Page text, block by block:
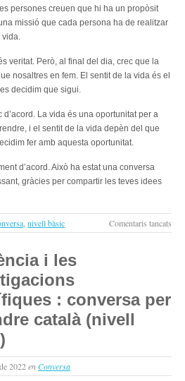
persones creuen que hi ha un propòsit
missió que cada persona ha de realitzar
vida.
veritat. Però, al final del dia, crec que la
nosaltres en fem. El sentit de la vida és el
decidim que sigui.
d’acord. La vida és una oportunitat per a
i el sentit de la vida depèn del que
fer amb aquesta oportunitat.
d’acord. Això ha estat una conversa
gràcies per compartir les teves idees
nivell bàsic Comentaris tancats
La
i les
: conversa per
català (nivell
2022enConversa